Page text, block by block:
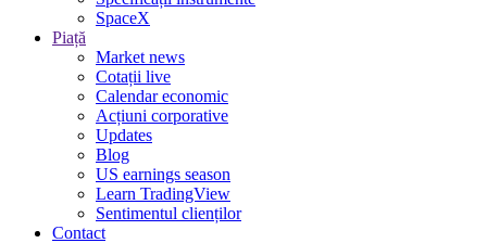
SpaceX
Piață
Market news
Cotații live
Calendar economic
Acțiuni corporative
Updates
Blog
US earnings season
Learn TradingView
Sentimentul clienților
Contact